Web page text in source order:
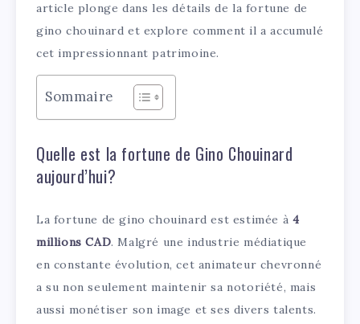
article plonge dans les détails de la fortune de
gino chouinard et explore comment il a accumulé
cet impressionnant patrimoine.
Sommaire
Quelle est la fortune de Gino Chouinard
aujourd’hui?
La fortune de gino chouinard est estimée à 4
millions CAD. Malgré une industrie médiatique
en constante évolution, cet animateur chevronné
a su non seulement maintenir sa notoriété, mais
aussi monétiser son image et ses divers talents.